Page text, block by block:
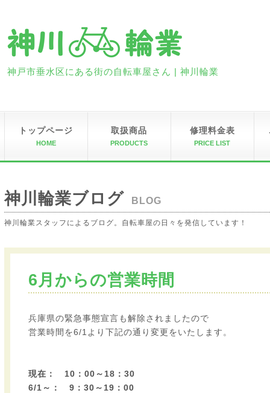
神戸市垂水区にある街の自転車屋さん | 神川輪業
トップページ
HOME
取扱商品
PRODUCTS
修理料金表
PRICE LIST
神川輪業ブログ BLOG
神川輪業スタッフによるブログ。自転車屋の日々を発信しています！
6月からの営業時間
兵庫県の緊急事態宣言も解除されましたので
営業時間を6/1より下記の通り変更をいたします。
現在： 10：00～18：30
6/1～： 9：30～19：00